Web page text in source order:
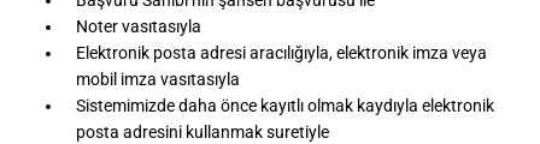
Noter vasıtasıyla
Elektronik posta adresi aracılığıyla, elektronik imza veya
mobil imza vasıtasıyla
Sistemimizde daha önce kayıtlı olmak kaydıyla elektronik
posta adresini kullanmak suretiyle